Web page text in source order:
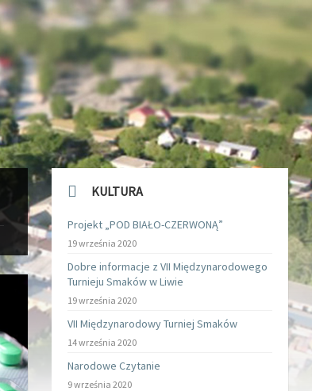
KULTURA
Projekt „POD BIAŁO-CZERWONĄ”
19 września 2020
Dobre informacje z VII Międzynarodowego
Turnieju Smaków w Liwie
19 września 2020
VII Międzynarodowy Turniej Smaków
14 września 2020
Narodowe Czytanie
9 września 2020